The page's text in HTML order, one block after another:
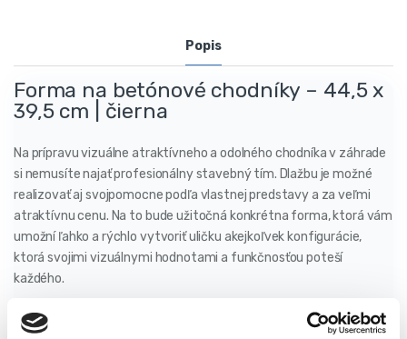
Popis
Forma na betónové chodníky – 44,5 x
39,5 cm | čierna
Na prípravu vizuálne atraktívneho a odolného chodníka v záhrade
si nemusíte najať profesionálny stavebný tím. Dlažbu je možné
realizovať aj svojpomocne podľa vlastnej predstavy a za veľmi
atraktívnu cenu. Na to bude užitočná konkrétna forma, ktorá vám
umožní ľahko a rýchlo vytvoriť uličku akejkoľvek konfigurácie,
ktorá svojimi vizuálnymi hodnotami a funkčnosťou poteší
každého.